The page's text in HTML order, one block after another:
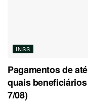
INSS
Pagamentos de
quais
7/08)